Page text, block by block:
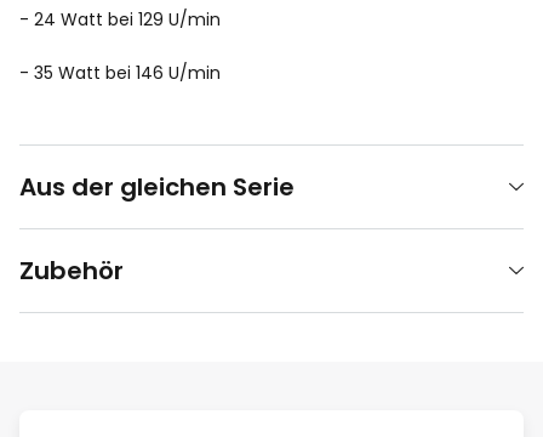
- 24 Watt bei 129 U/min
- 35 Watt bei 146 U/min
Aus der gleichen Serie
Zubehör